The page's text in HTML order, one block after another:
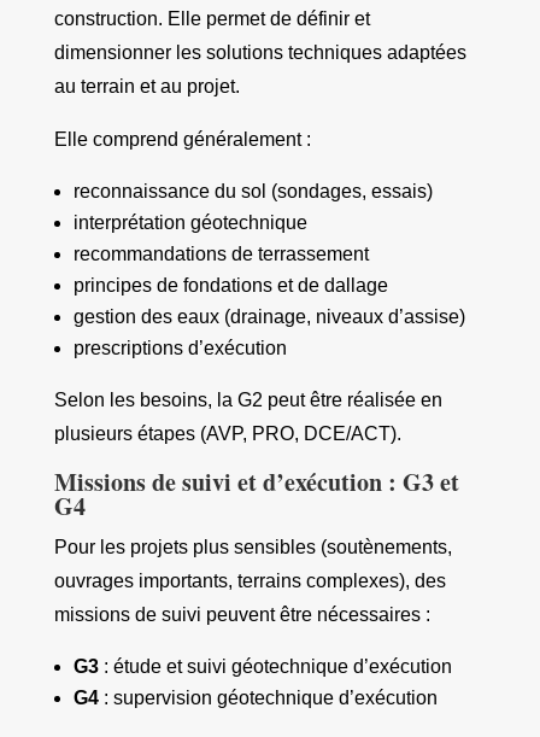
construction. Elle permet de définir et
dimensionner les solutions techniques adaptées
au terrain et au projet.
Elle comprend généralement :
reconnaissance du sol (sondages, essais)
interprétation géotechnique
recommandations de terrassement
principes de fondations et de dallage
gestion des eaux (drainage, niveaux d’assise)
prescriptions d’exécution
Selon les besoins, la G2 peut être réalisée en
plusieurs étapes (AVP, PRO, DCE/ACT).
Missions de suivi et d’exécution : G3 et
G4
Pour les projets plus sensibles (soutènements,
ouvrages importants, terrains complexes), des
missions de suivi peuvent être nécessaires :
G3: étude et suivi géotechnique d’exécution
G4: supervision géotechnique d’exécution